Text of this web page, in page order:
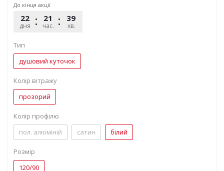
До кінця акції
22
дня
21
час.
39
хв.
Тип
душовий куточок
Колір вітражу
прозорий
Колір профілю
пол. алюміній
сатин білий
Розмір
120/90